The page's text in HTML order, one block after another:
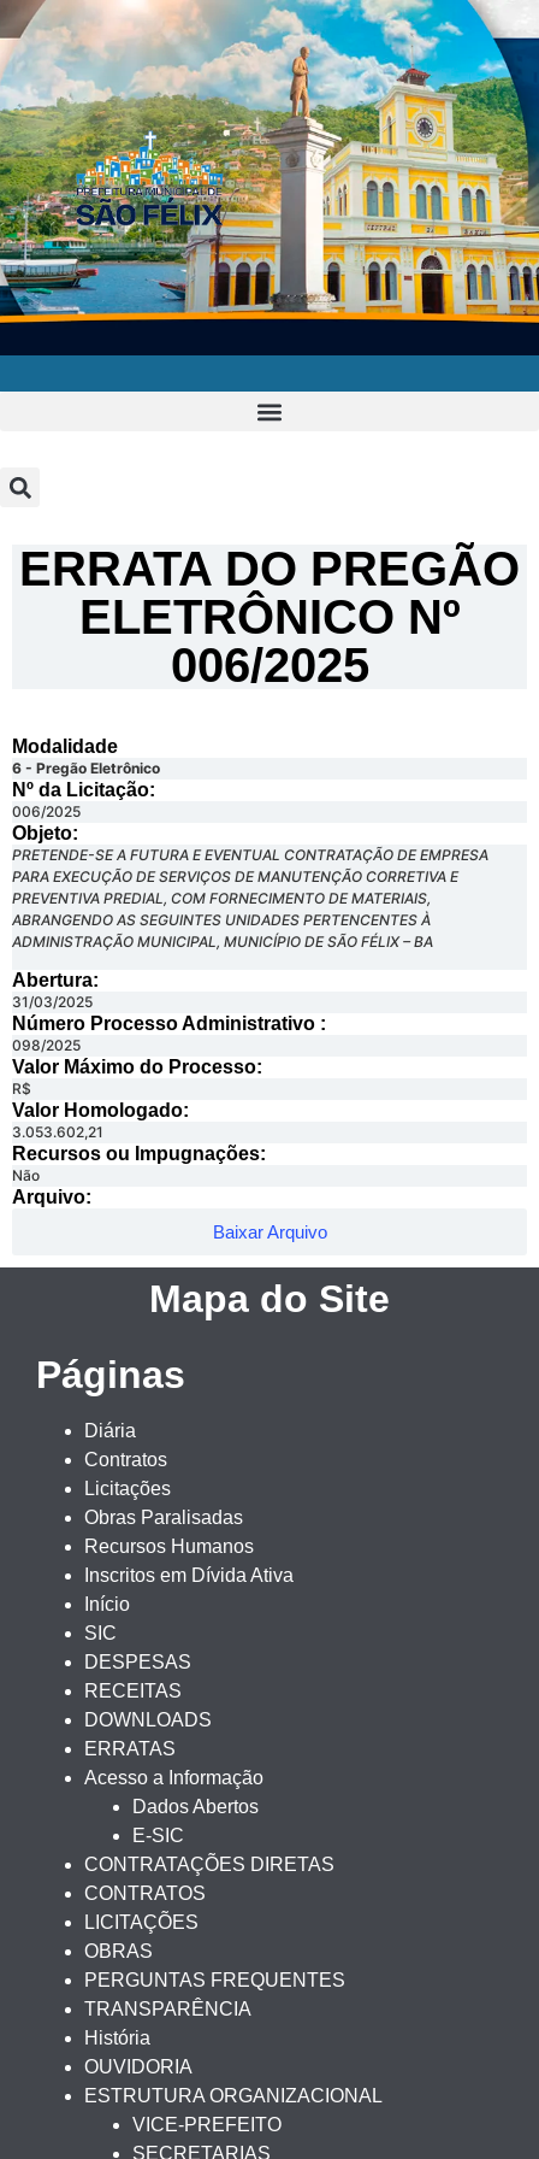
ERRATA DO PREGÃO
ELETRÔNICO Nº
006/2025
Modalidade
6 - Pregão Eletrônico
Nº da Licitação: ​​
006/2025
Objeto:
PRETENDE-SE A FUTURA E EVENTUAL CONTRATAÇÃO DE EMPRESA
PARA EXECUÇÃO DE SERVIÇOS DE MANUTENÇÃO CORRETIVA E
PREVENTIVA PREDIAL, COM FORNECIMENTO DE MATERIAIS,
ABRANGENDO AS SEGUINTES UNIDADES PERTENCENTES À
ADMINISTRAÇÃO MUNICIPAL, MUNICÍPIO DE SÃO FÉLIX – BA
Abertura:
31/03/2025
Número Processo Administrativo :
098/2025
Valor Máximo do Processo: ​
R$
Valor Homologado: ​
3.053.602,21
Recursos ou Impugnações: ​
Não
Arquivo:
Baixar Arquivo
Mapa do Site
Páginas
Diária
Contratos
Licitações
Obras Paralisadas
Recursos Humanos
Inscritos em Dívida Ativa
Início
SIC
DESPESAS
RECEITAS
DOWNLOADS
ERRATAS
Acesso a Informação
Dados Abertos
E-SIC
CONTRATAÇÕES DIRETAS
CONTRATOS
LICITAÇÕES
OBRAS
PERGUNTAS FREQUENTES
TRANSPARÊNCIA
História
OUVIDORIA
ESTRUTURA ORGANIZACIONAL
VICE-PREFEITO
SECRETARIAS